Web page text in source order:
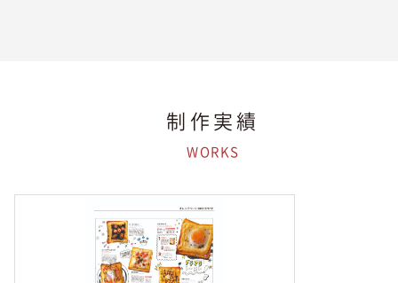
制作実績
WORKS